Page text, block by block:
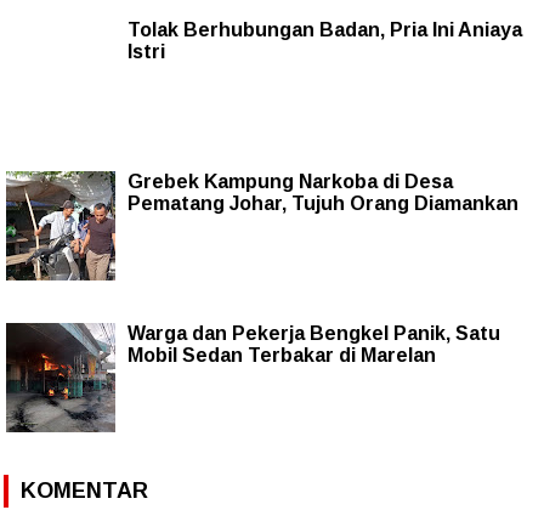
Tolak Berhubungan Badan, Pria Ini Aniaya
Istri
Grebek Kampung Narkoba di Desa
Pematang Johar, Tujuh Orang Diamankan
Warga dan Pekerja Bengkel Panik, Satu
Mobil Sedan Terbakar di Marelan
KOMENTAR